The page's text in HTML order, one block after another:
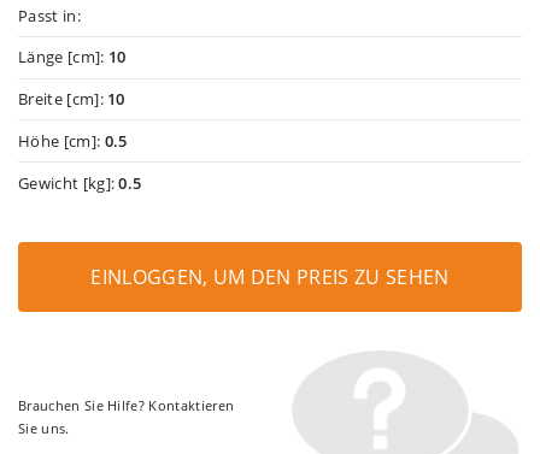
Passt in:
Länge [cm]: 10
Breite [cm]: 10
Höhe [cm]: 0.5
Gewicht [kg]:0.5
EINLOGGEN, UM DEN PREIS ZU SEHEN
Brauchen Sie Hilfe? Kontaktieren
Sie uns.